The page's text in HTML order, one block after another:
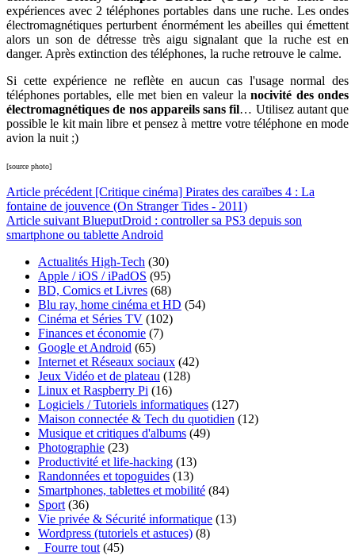
expériences avec 2 téléphones portables dans une ruche. Les ondes
électromagnétiques perturbent énormément les abeilles qui émettent
alors un son de détresse très aigu signalant que la ruche est en
danger. Après extinction des téléphones, la ruche retrouve le calme.
Si cette expérience ne reflète en aucun cas l'usage normal des
téléphones portables, elle met bien en valeur lanocivité des ondes
électromagnétiques de nos appareils sans fil… Utilisez autant que
possible le kit main libre et pensez à mettre votre téléphone en mode
avion la nuit ;)
[source photo]
Article précédent [Critique cinéma] Pirates des caraïbes 4 : La
fontaine de jouvence (On Stranger Tides - 2011)
Article suivant BlueputDroid : controller sa PS3 depuis son
smartphone ou tablette Android
Actualités High-Tech (30)
Apple / iOS / iPadOS (95)
BD, Comics et Livres (68)
Blu ray, home cinéma et HD (54)
Cinéma et Séries TV (102)
Finances et économie (7)
Google et Android (65)
Internet et Réseaux sociaux (42)
Jeux Vidéo et de plateau (128)
Linux et Raspberry Pi (16)
Logiciels / Tutoriels informatiques (127)
Maison connectée & Tech du quotidien (12)
Musique et critiques d'albums (49)
Photographie (23)
Productivité et life-hacking (13)
Randonnées et topoguides (13)
Smartphones, tablettes et mobilité (84)
Sport (36)
Vie privée & Sécurité informatique (13)
Wordpress (tutoriels et astuces) (8)
_Fourre tout (45)